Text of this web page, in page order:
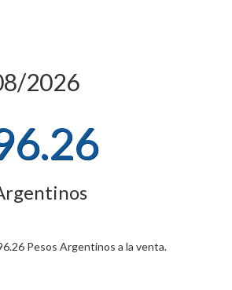
2026
Pesos Argentinos a la venta.